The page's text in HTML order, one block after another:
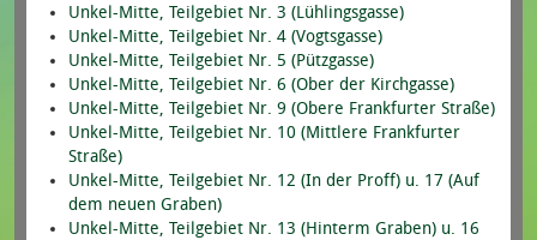
Unkel-Mitte, Teilgebiet Nr. 3 (Lühlingsgasse)
Unkel-Mitte, Teilgebiet Nr. 4 (Vogtsgasse)
Unkel-Mitte, Teilgebiet Nr. 5 (Pützgasse)
Unkel-Mitte, Teilgebiet Nr. 6 (Ober der Kirchgasse)
Unkel-Mitte, Teilgebiet Nr. 9 (Obere Frankfurter Straße)
Unkel-Mitte, Teilgebiet Nr. 10 (Mittlere Frankfurter
Straße)
Unkel-Mitte, Teilgebiet Nr. 12 (In der Proff) u. 17 (Auf
dem neuen Graben)
Unkel-Mitte, Teilgebiet Nr. 13 (Hinterm Graben) u. 16